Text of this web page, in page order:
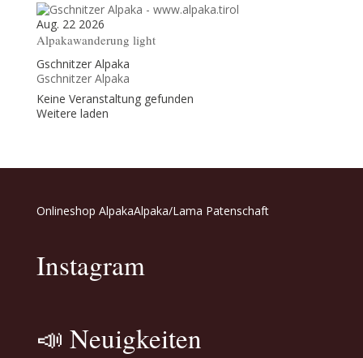
Aug. 22 2026
Alpakawanderung light
Gschnitzer Alpaka
Gschnitzer Alpaka
Keine Veranstaltung gefunden
Weitere laden
Onlineshop AlpakaAlpaka/Lama Patenschaft
Instagram
📣 Neuigkeiten